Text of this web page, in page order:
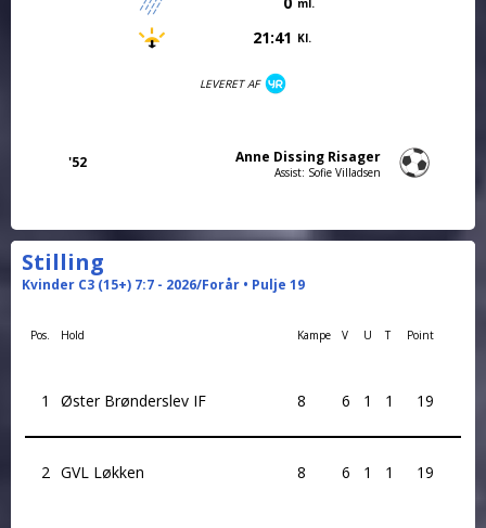
ml.
21:41 Kl.
LEVERET AF
'52 Anne Dissing Risager
Assist: Sofie Villadsen
Stilling
Kvinder C3 (15+) 7:7 - 2026/Forår • Pulje 19
Pos. Hold Kampe V U T Point
1 Øster Brønderslev IF 8 6 1 1 19
2 GVL Løkken 8 6 1 1 19